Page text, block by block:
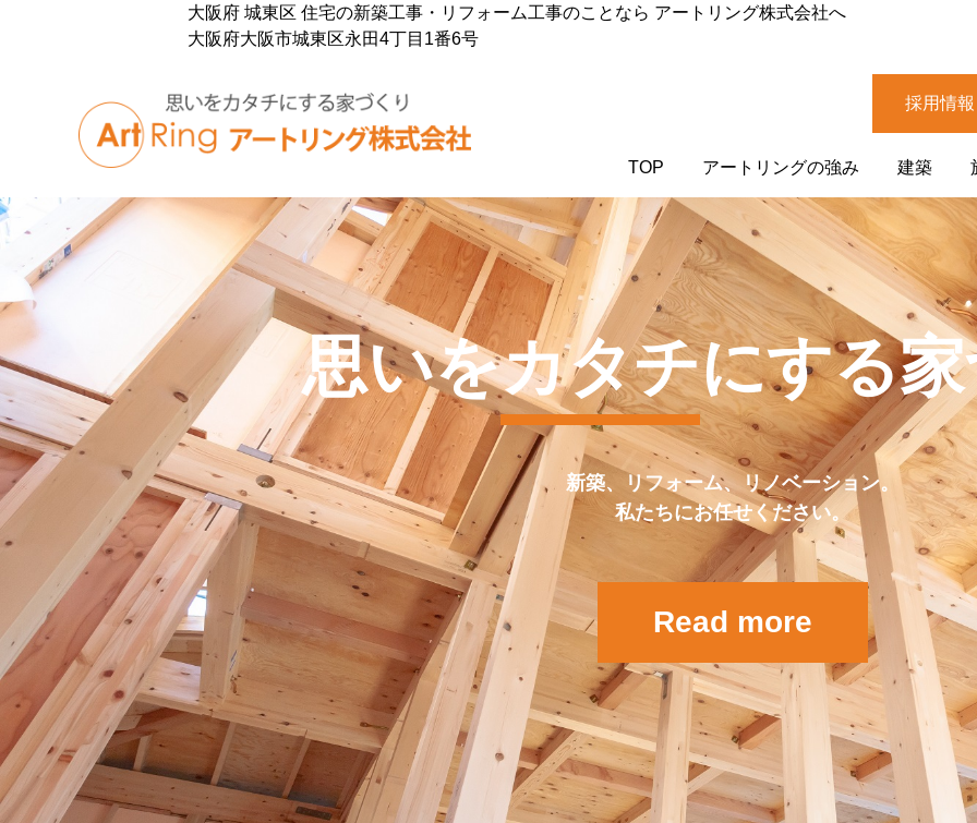
大阪府 城東区 住宅の新築工事・リフォーム工事のことなら アートリング株式会社へ
大阪府大阪市城東区永田4丁目1番6号
採用情報
TOP アートリングの強み 建築
思いをカタチにする
新築、リフォーム、リノベーション。
私たちにお任せください。
Read more